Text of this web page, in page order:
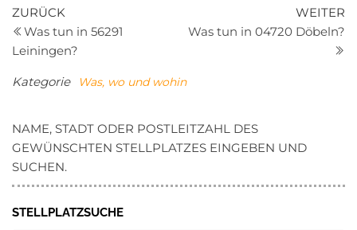
Beitragsnavigation
Vorheriger
Beitrag
ZURÜCK
Was tun in 56291
Leiningen?
WEITER
Was tun in 04720 Döbeln?
Kategorie Was, wo und wohin
NAME, STADT ODER POSTLEITZAHL DES
GEWÜNSCHTEN STELLPLATZES EINGEBEN UND
SUCHEN.
STELLPLATZSUCHE